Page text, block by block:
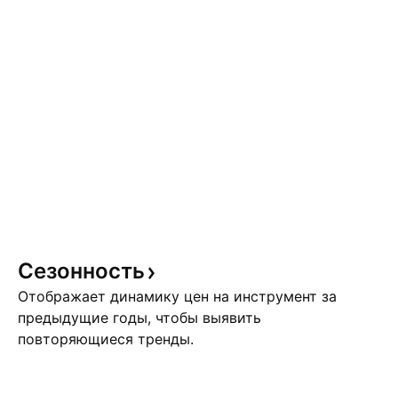
Сезонность
Отображает динамику цен на инструмент за
предыдущие годы, чтобы выявить
повторяющиеся тренды.